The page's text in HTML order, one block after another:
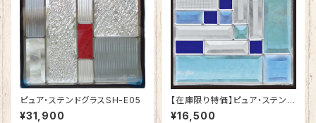
ピュア・ステンドグラスSH-E05
¥31,900
【在庫限り特価】ピュア・ステンド
グラスSH-E06
¥16,500